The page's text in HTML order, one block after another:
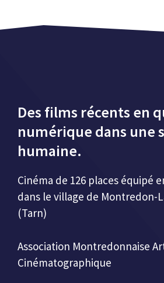
Des films récents en
numérique dans une
humaine.
Cinéma de 126 places équipé
dans le village de Montredon-
(Tarn)
Association Montredonnaise
Cinématographique